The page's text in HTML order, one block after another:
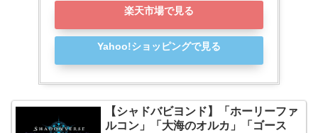
楽天市場で見る
Yahoo!ショッピングで見る
【シャドバビヨンド】「ホーリーファ
ルコン」「大海のオルカ」「ゴース